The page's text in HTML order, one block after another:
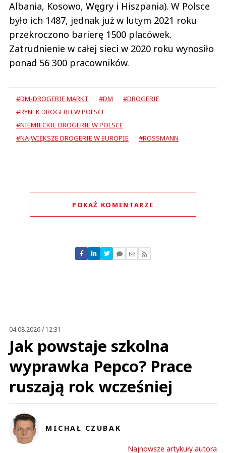
Albania, Kosowo, Węgry i Hiszpania). W Polsce
było ich 1487, jednak już w lutym 2021 roku
przekroczono barierę 1500 placówek.
Zatrudnienie w całej sieci w 2020 roku wynosiło
ponad 56 300 pracowników.
#DM-DROGERIE MARKT #DM
#DROGERIE
#RYNEK DROGERII W POLSCE
#NIEMIECKIE DROGERIE W POLSCE
#NAJWIĘKSZE DROGERIE W EUROPIE
#ROSSMANN
POKAŻ KOMENTARZE
ROSSMANN SIĘ ROZBESTWIŁ TRZEBA GO SKARCIĆ
WOJ
Odpowiedz
0
0
04.08.2026 / 12:31
Jak powstaje szkolna
wyprawka Pepco? Prace
ruszają rok wcześniej
MICHAŁ CZUBAK
Najnowsze artykuły autora